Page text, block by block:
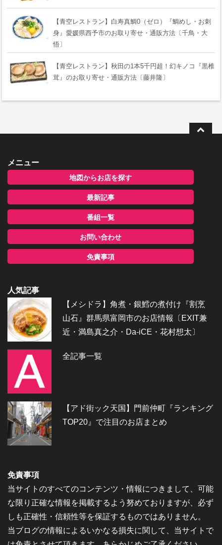
【青空レストラン】白寿真鯛0（ゼロ）『鯛めし・お刺
身』愛媛県西予市のお取り寄せ・通販方法〔千鳥・大
悟〕
【青空レストラン】秋田の1本5千円超！幻キノコ『黒椎
茸』のお取り寄せ・通販方法〔藤井隆〕
メニュー
地図からお店を探す
最新記事
番組一覧
お問い合わせ
免責事項
人気記事
【メシドラ】角煮・銀鱈の煮付け『割烹
山石』群馬県富岡市のお店情報〔EXIT兼
近・満島真之介・Da-iCE・花村想太〕
全記事一覧
【アド街ック天国】門前仲町『ランキング
TOP20』で注目のお店まとめ
免責事項
当サイトのすべてのコンテンツ・情報につきまして、可能
な限り正確な情報を掲載するよう努めておりますが、必ず
しも正確性・信頼性等を保証するものではありません。
当ブログの情報によるいかなる損失に関して、当サイトで